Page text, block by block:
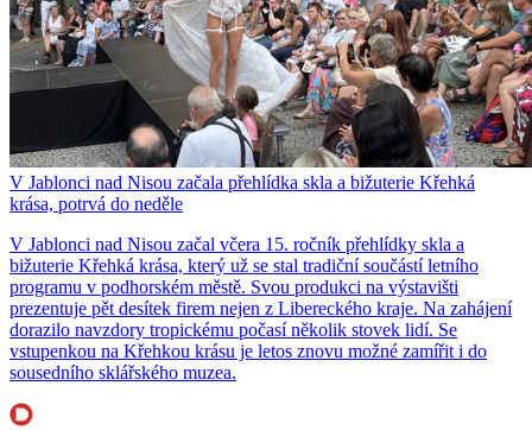
V Jablonci nad Nisou začala přehlídka skla a bižuterie Křehká
krása, potrvá do neděle
V Jablonci nad Nisou začal včera 15. ročník přehlídky skla a
bižuterie Křehká krása, který už se stal tradiční součástí letního
programu v podhorském městě. Svou produkci na výstavišti
prezentuje pět desítek firem nejen z Libereckého kraje. Na zahájení
dorazilo navzdory tropickému počasí několik stovek lidí. Se
vstupenkou na Křehkou krásu je letos znovu možné zamířit i do
sousedního sklářského muzea.